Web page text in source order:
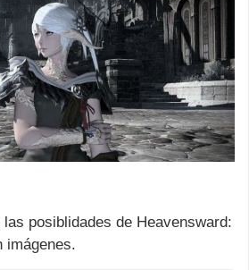
posiblidades de Heavensward:
imágenes.